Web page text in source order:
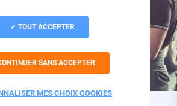
TOUT ACCEPTER
SANS ACCEPTER
MES CHOIX COOKIES